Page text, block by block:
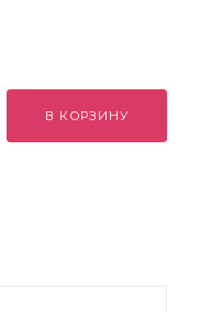
В КОРЗИНУ